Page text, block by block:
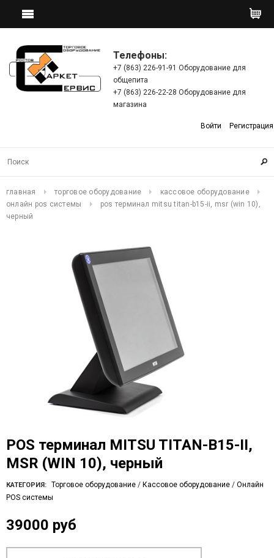
Телефоны:
+7 (863) 226-91-91 Оборудование для
общепита
+7 (863) 226-22-28 Оборудование для
магазина
Войти Регистрация
главная торговое оборудование
кассовое оборудование
онлайн pos системы
pos терминал mitsu titan-b15-ii, msr (win 10),
черный
POS терминал MITSU TITAN-B15-II,
MSR (WIN 10), черный
КАТЕГОРИЯ: Торговое оборудование / Кассовое оборудование / Онлайн
POS системы
39000 руб